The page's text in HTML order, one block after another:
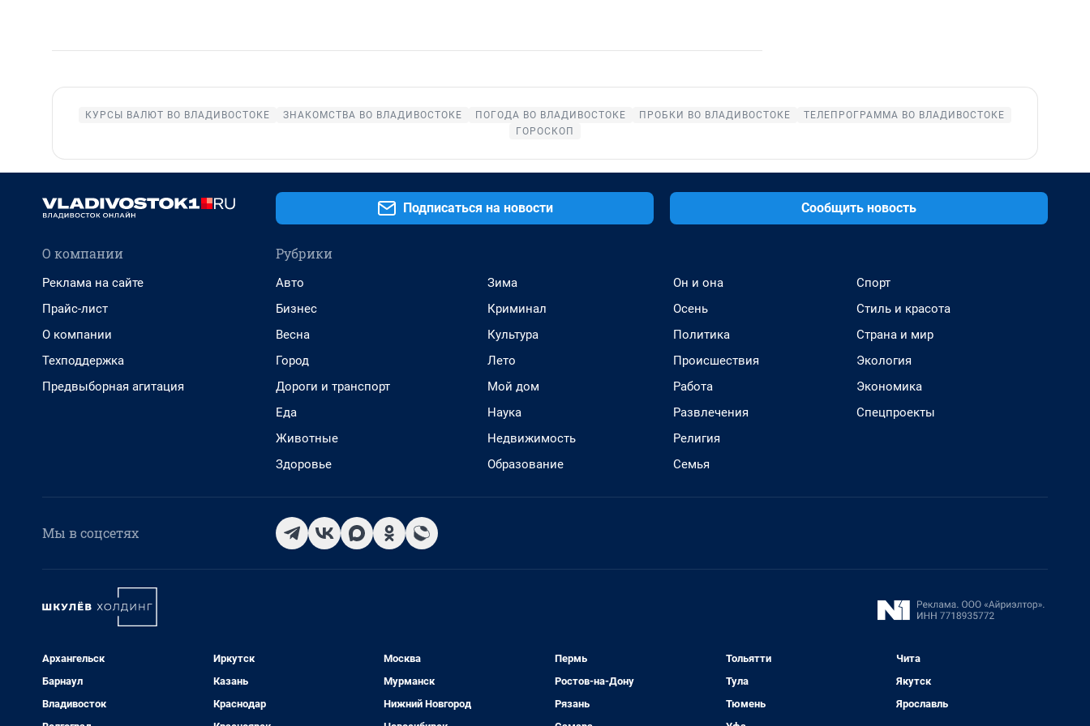
КУРСЫ ВАЛЮТ ВО ВЛАДИВОСТОКЕ ЗНАКОМСТВА ВО ВЛАДИВОСТОКЕ ПОГОДА ВО ВЛАДИВОСТОКЕ ПРОБКИ ВО ВЛАДИВОСТОКЕ
ТЕЛЕПРОГРАММА ВО ВЛАДИВОСТОКЕ
ГОРОСКОП
Подписаться на новости Сообщить новость
О компании
Реклама на сайте
Прайс-лист
О компании
Техподдержка
Предвыборная агитация
Рубрики
Авто
Бизнес
Весна
Город
Дороги и транспорт
Еда
Животные
Здоровье
Зима
Криминал
Культура
Лето
Мой дом
Наука
Недвижимость
Образование
Он и она
Осень
Политика
Происшествия
Работа
Развлечения
Религия
Семья
Спорт
Стиль и красота
Страна и мир
Экология
Экономика
Спецпроекты
Мы в соцсетях
Архангельск
Барнаул
Владивосток
Иркутск
Казань
Краснодар
Москва
Мурманск
Нижний Новгород
Пермь
Ростов-на-Дону
Рязань
Тольятти
Тула
Тюмень
Чита
Якутск
Ярославль